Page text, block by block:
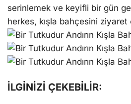
serinlemek ve keyifli bir gün
herkes, kışla bahçesini ziyaret
İLGİNİZİ ÇEKEBİLİR: